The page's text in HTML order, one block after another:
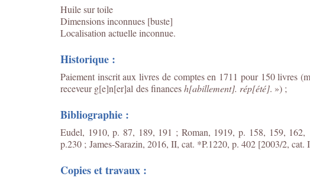
Huile sur toile
Dimensions inconnues [buste]
Localisation actuelle inconnue.
Historique :
Paiement inscrit aux livres de comptes en 1711 pour 150 livres
receveur g[e]n[er]al des financesh[abillement]. rép[été]. ») ;
Bibliographie :
Eudel, 1910, p. 87, 189, 191 ; Roman, 1919, p. 158, 159, 162,
p.230 ; James-Sarazin, 2016, II, cat. *P.1220, p. 402 [2003/2, cat.
Copies et travaux :